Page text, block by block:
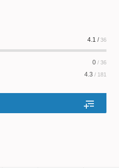
4.1 /36
0 / 36
4.3 / 181